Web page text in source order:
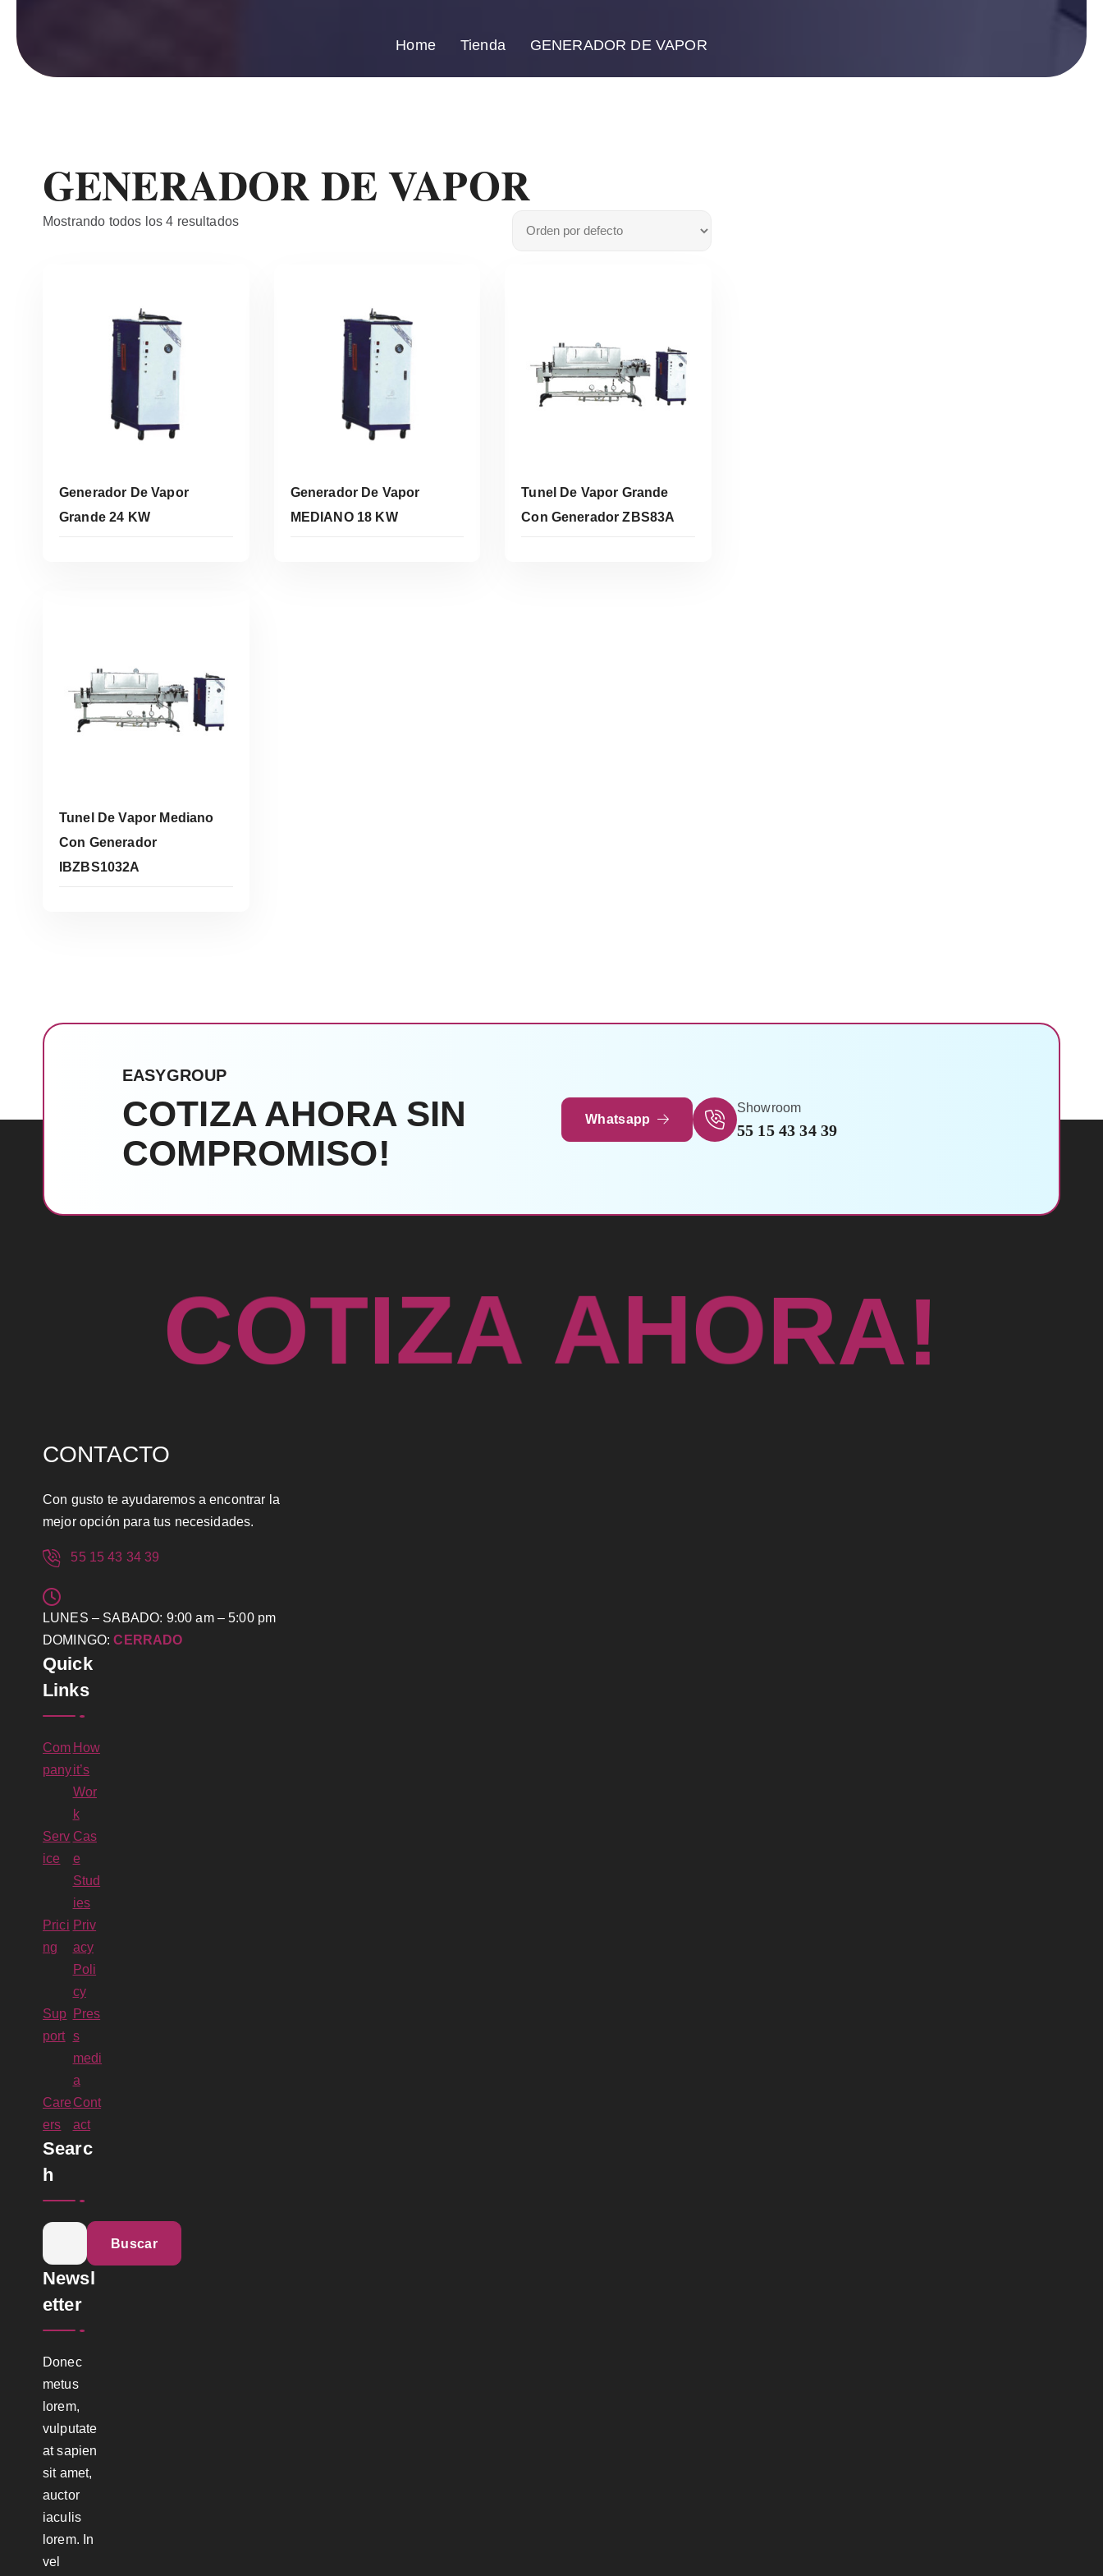
Home Tienda GENERADOR DE VAPOR
GENERADOR DE VAPOR
Mostrando todos los 4 resultados
Generador De Vapor
Grande 24 KW
Generador De Vapor
MEDIANO 18 KW
Tunel De Vapor Grande
Con Generador ZBS83A
Tunel De Vapor Mediano
Con Generador
IBZBS1032A
EASYGROUP
COTIZA AHORA SIN
COMPROMISO!
Whatsapp
Showroom
55 15 43 34 39
COTIZA AHORA!
CONTACTO
Con gusto te ayudaremos a encontrar la
mejor opción para tus necesidades.
55 15 43 34 39
LUNES – SABADO: 9:00 am – 5:00 pm
DOMINGO:CERRADO
Quick
Links
Com
pany
How
it’s
Wor
k
Serv
ice
Cas
e
Stud
ies
Prici
ng
Priv
acy
Poli
cy
Sup
port
Pres
s
medi
a
Care
ers
Cont
act
Searc
h
B
u
s
c
:
Newsl
etter
Donec
metus
lorem,
vulputate
at sapien
sit amet,
auctor
iaculis
lorem. In
vel